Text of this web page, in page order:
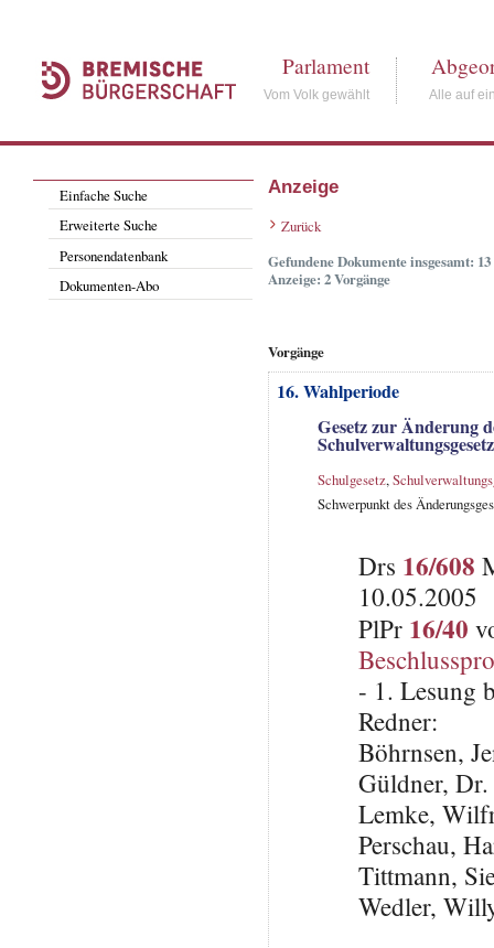
Parlament
Vom Volk gewählt Alle auf
Einfache Suche
Erweiterte Suche
Personendatenbank
Dokumenten-Abo
Anzeige
Zurück
Gefundene Dokumente insgesamt: 13
Anzeige: 2 Vorgänge
Vorgänge
16. Wahlperiode
Gesetz zur Änderung
Schulgesetz,
Schwerpunkt des
Drs 16/608
10.05.2005
PlPr 16/40
- 1. Lesung
Redner:
Böhrnsen,
Güldner,
Lemke,
Perschau,
Tittmann,
Wedler,